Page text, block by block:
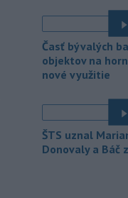
informovala
vládny úrad
mierou istoty“
dezinformačnej
Matrioška.
Na
železničnom
došlo v stredu
nákladného vlaku s
motorovým
Úrady v
Časť bývalých
objektov na
nové využitie
ŠTS uznal
Donovaly a Báč